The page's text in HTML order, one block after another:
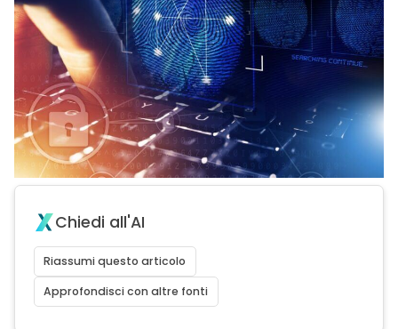
Chiedi all'AI
Riassumi questo articolo
Approfondisci con altre fonti